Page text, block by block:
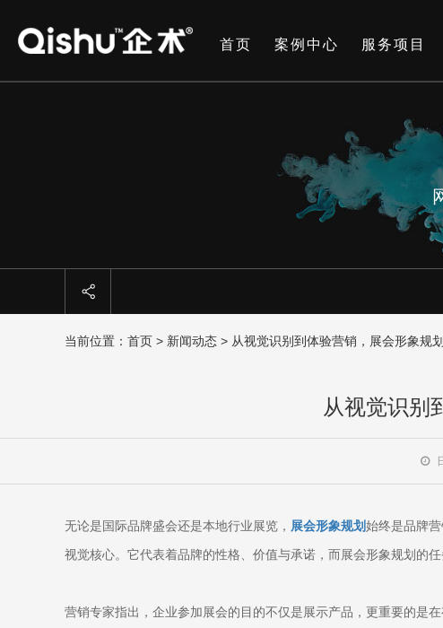
首页 案例中心 服务项目
当前位置： 首页 > 新闻动态 > 从视觉识别到体验营销，展会形象规
从视觉识别
无论是国际品牌盛会还是本地行业展览， 展会形象规划始终是品牌
视觉核心。它代表着品牌的性格、价值与承诺，而展会形象规划的
营销专家指出，企业参加展会的目的不仅是展示产品，更重要的是